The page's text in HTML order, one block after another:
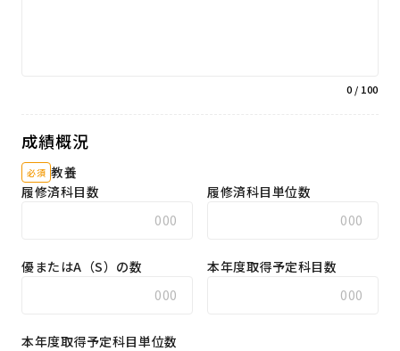
0 / 100
成績概況
必須 教養
履修済科目数
履修済科目単位数
優またはA（S）の数 本年度取得予定科目数
本年度取得予定科目単位数